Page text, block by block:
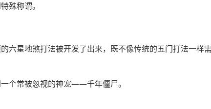
殊称谓。
六星地煞打法被开发了出来，既不像传统的五门打法一样
个常被忽视的神宠——千年僵尸。